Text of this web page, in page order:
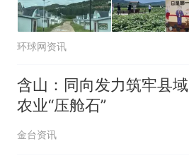
环球网资讯
含山：同向发力筑牢县域
农业“压舱石”
金台资讯